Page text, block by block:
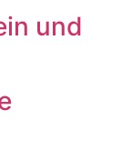
und